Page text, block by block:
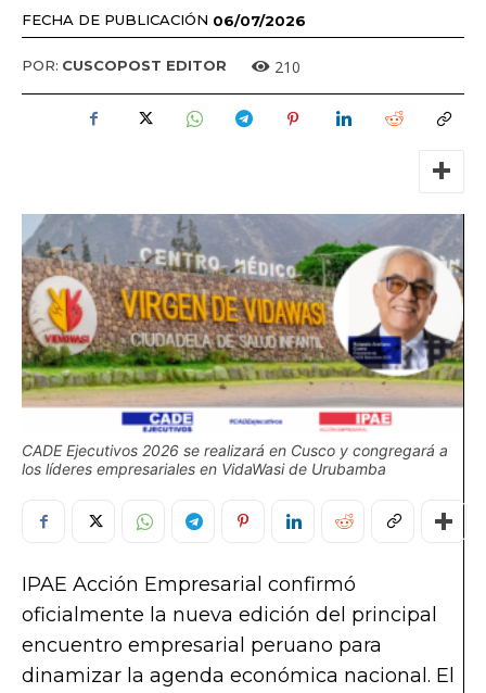
FECHA DE PUBLICACIÓN 06/07/2026
POR: CUSCOPOST EDITOR 210
CADE Ejecutivos 2026 se realizará en Cusco y congregará a
los líderes empresariales en VidaWasi de Urubamba
IPAE Acción Empresarial confirmó
oficialmente la nueva edición del principal
encuentro empresarial peruano para
dinamizar la agenda económica nacional. El